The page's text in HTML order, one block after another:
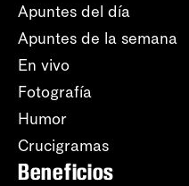
Apuntes del día
Apuntes de la semana
En vivo
Fotografía
Humor
Crucigramas
Beneficios